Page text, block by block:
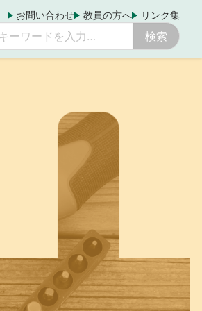
お問い合わせ 教員の方へ リンク集